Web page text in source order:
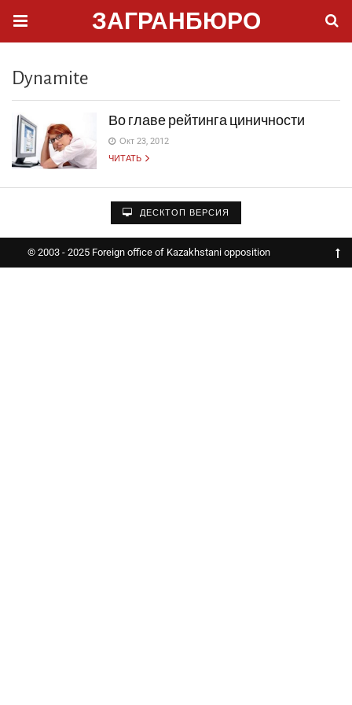
ЗАГРАНБЮРО
Dynamite
Во главе рейтинга циничности
Окт 23, 2012
ЧИТАТЬ
ДЕСКТОП ВЕРСИЯ
© 2003 - 2025 Foreign office of Kazakhstani opposition